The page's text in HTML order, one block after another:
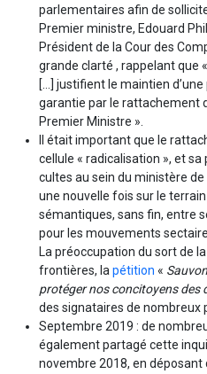
parlementaires afin de
Premier ministre, Edouard
Président de la Cour des
grande clarté , rappelant que
[…] justifient le maintien
garantie par le rattachement
Premier Ministre ».
Il était important que le
cellule « radicalisation », et
cultes au sein du ministère de
une nouvelle fois sur le
sémantiques, sans fin, entre
pour les mouvements
La préoccupation du sort de
frontières, lapétition «
protéger nos concitoyens des
des signataires de nombreux
Septembre 2019 : de
également partagé cette
novembre 2018, en